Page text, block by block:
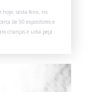
hoje, sexta-feira, no
de 50 expositores e
crianças e uma peça